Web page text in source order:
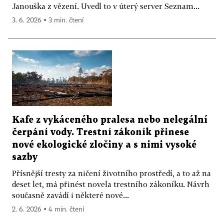
Janouška z vězení. Uvedl to v úterý server Seznam...
3. 6. 2026 ▪ 3 min. čtení
Kafe z vykáceného pralesa nebo nelegální
čerpání vody. Trestní zákoník přinese
nové ekologické zločiny a s nimi vysoké
sazby
Přísnější tresty za ničení životního prostředí, a to až na
deset let, má přinést novela trestního zákoníku. Návrh
současně zavádí i některé nové...
2. 6. 2026 ▪ 4 min. čtení